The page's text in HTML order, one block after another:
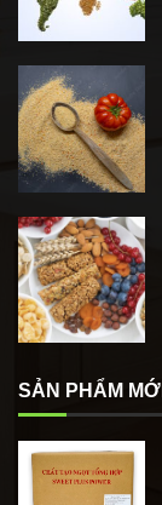
SẢN PHẨM MỚI